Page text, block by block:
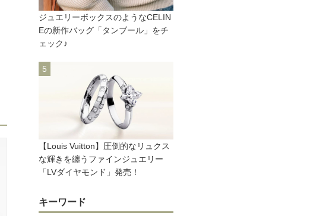
ジュエリーボックスのようなCELIN
Eの新作バッグ「タンブール」をチ
ェック♪
【Louis Vuitton】圧倒的なリュクス
な輝きを纏うファインジュエリー
「LVダイヤモンド」発売！
キーワード